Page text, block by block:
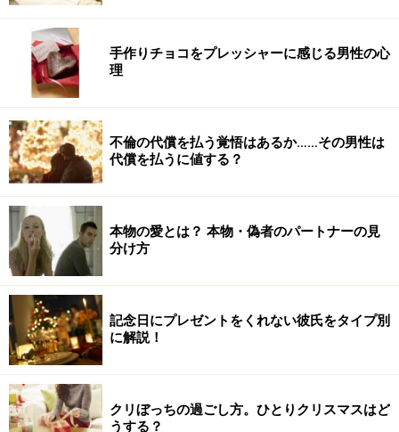
手作りチョコをプレッシャーに感じる男性の心
理
不倫の代償を払う覚悟はあるか……その男性は
代償を払うに値する？
本物の愛とは？ 本物・偽者のパートナーの見
分け方
記念日にプレゼントをくれない彼氏をタイプ別
に解説！
クリぼっちの過ごし方。ひとりクリスマスはど
うする？